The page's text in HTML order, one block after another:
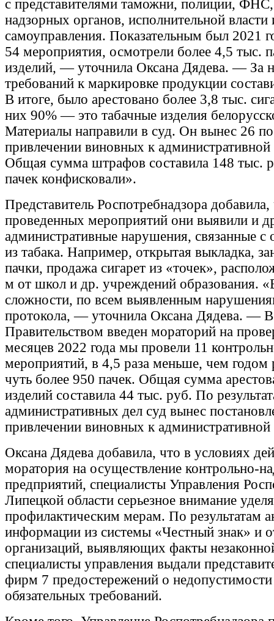
с представителями таможни, полиции,
надзорных органов, исполнительной власти
самоуправления. Показательным был 2021
54 мероприятия, осмотрели более 4,5 тыс.
изделий, — уточнила Оксана Дядева. — За
требований к маркировке продукции
В итоге, было арестовано более 3,8 тыс.
них 90% — это табачные изделия
Материалы направили в суд. Он вынес 26
привлечении виновных к административной
Общая сумма штрафов составила 148 тыс.
пачек конфисковали».
Представитель Роспотребнадзора
проведенных мероприятий они выявили и
административные нарушения, связанные с
из табака. Например, открытая выкладка,
пачки, продажа сигарет из «точек»,
м от школ и др. учреждений образования.
сложности, по всем выявленным
протокола, — уточнила Оксана Дядева. —
Правительством введен мораторий на
месяцев 2022 года мы провели 11
мероприятий, в 4,5 раза меньше, чем годом
чуть более 950 пачек. Общая сумма
изделий составила 44 тыс. руб. По
административных дел суд вынес
привлечении виновных к административной
Оксана Дядева добавила, что в условиях
моратория на осуществление контрольно-
предприятий, специалисты Управления
Липецкой области серьезное внимание
профилактическим мерам. По результатам
информации из системы «Честный знак» и
организаций, выявляющих факты
специалисты управления выдали
фирм 7 предостережений о
обязательных требований.